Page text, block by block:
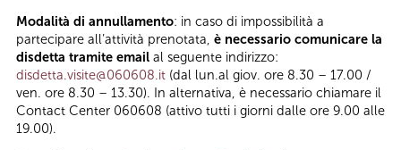
Modalità di annullamento: in caso di impossibilità a
partecipare all’attività prenotata, è necessario comunicare la
disdetta tramite email al seguente indirizzo:
disdetta.visite@060608.it (dal lun.al giov. ore 8.30 – 17.00 /
ven. ore 8.30 – 13.30). In alternativa, è necessario chiamare il
Contact Center 060608 (attivo tutti i giorni dalle ore 9.00 alle
19.00).